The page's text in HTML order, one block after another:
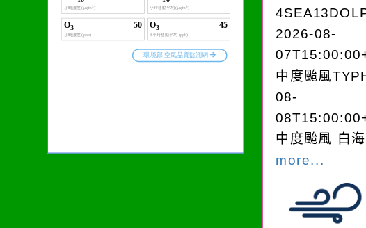
2026-08-
中度颱風
08-
中度颱風 白
more...